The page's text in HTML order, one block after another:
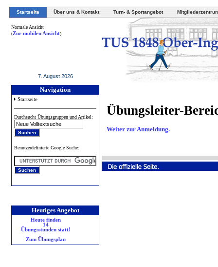
Startseite Über uns & Kontakt Turn- & Sportangebot
Normale Ansicht
(Zur mobilen Ansicht)
7. August 2026
Navigation
Startseite
Durchsucht Übungsgruppen und Artikel:
Benutzerdefinierte Google Suche:
Heutiges Angebot
Heute finden
14
Übungsstunden statt!
Zum Übungsplan
Übungsleiter-
Weiter zur Anmeldung.